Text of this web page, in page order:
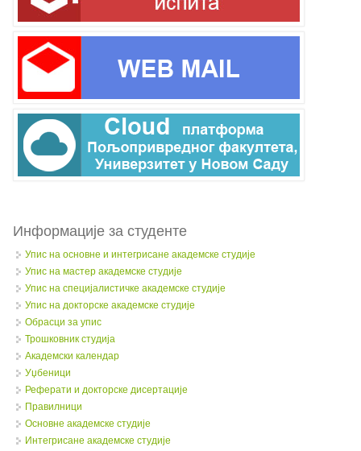
Информације за студенте
Упис на основне и интегрисане академске студије
Упис на мастер академске студије
Упис на специјалистичке академске студије
Упис на докторске академске студије
Обрасци за упис
Трошковник студија
Академски календар
Уџбеници
Реферати и докторске дисертације
Правилници
Oсновне академске студије
Интегрисане академске студије